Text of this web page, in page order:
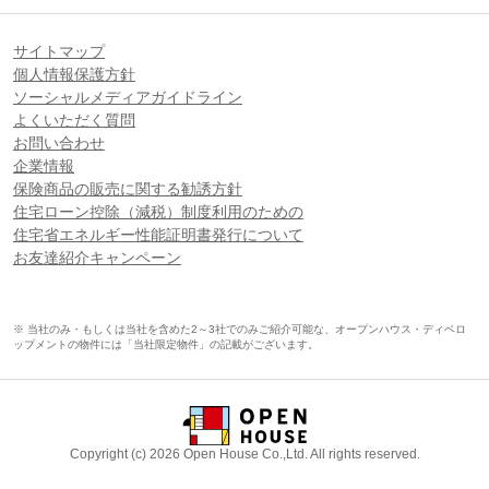
サイトマップ
個人情報保護方針
ソーシャルメディアガイドライン
よくいただく質問
お問い合わせ
企業情報
保険商品の販売に関する勧誘方針
住宅ローン控除（減税）制度利用のための
住宅省エネルギー性能証明書発行について
お友達紹介キャンペーン
※ 当社のみ・もしくは当社を含めた2～3社でのみご紹介可能な、オープンハウス・ディベロ
ップメントの物件には「当社限定物件」の記載がございます。
Copyright (c) 2026 Open House Co.,Ltd. All rights reserved.